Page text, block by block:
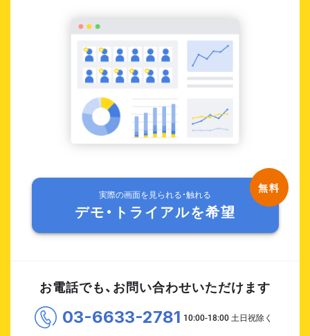
実際の画面を見られる・触れる
デモ・トライアルを希望
お電話でも、お問い合わせいただけます
03-6633-2781